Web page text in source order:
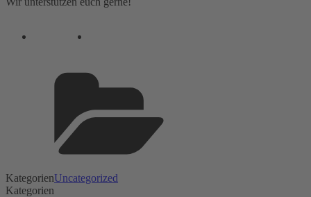
KategorienUncategorized
Kategorien